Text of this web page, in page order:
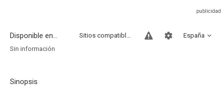
Disponible en... España
Sitios compatibles
Sin información
Sinopsis